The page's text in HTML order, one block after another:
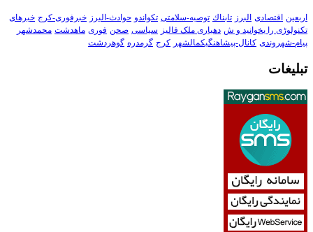
اربعین اقتصادی البرز تابناك توصیه-سلامتی تکواندو حوادث-البرز خبرفوری-کرج خبرهای
تکنولوڑی را بخوانید و ش دهیاری ملک فالیز سیاسی صحن فوری ماهدشت محمدشهر
پیام-شهروندی کانال-پیشاهنگیکمالشهر کرج گرمدره گوهردشت
تبلیغات